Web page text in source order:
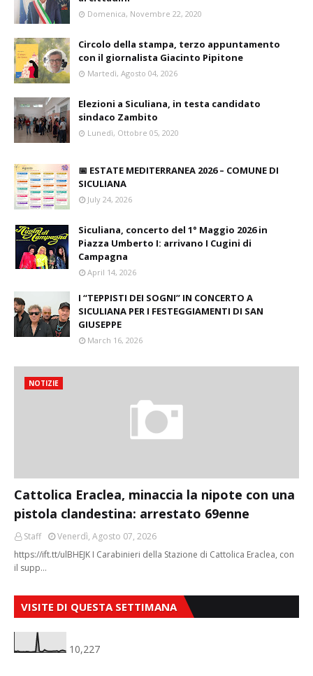
Domenica, Novembre 22, 2020
Circolo della stampa, terzo appuntamento
con il giornalista Giacinto Pipitone
Martedì, Agosto 04, 2026
Elezioni a Siculiana, in testa candidato
sindaco Zambito
Lunedì, Ottobre 05, 2020
📅 ESTATE MEDITERRANEA 2026 – COMUNE DI
SICULIANA
July 24, 2026
Siculiana, concerto del 1° Maggio 2026 in
Piazza Umberto I: arrivano I Cugini di
Campagna
April 14, 2026
I “TEPPISTI DEI SOGNI” IN CONCERTO A
SICULIANA PER I FESTEGGIAMENTI DI SAN
GIUSEPPE
March 16, 2026
NOTIZIE
Cattolica Eraclea, minaccia la nipote con una
pistola clandestina: arrestato 69enne
Staff
Venerdì, Agosto 07, 2026
https://ift.tt/ulBHEJK I Carabinieri della Stazione di Cattolica Eraclea, con
il supp…
VISITE DI QUESTA SETTIMANA
10,227